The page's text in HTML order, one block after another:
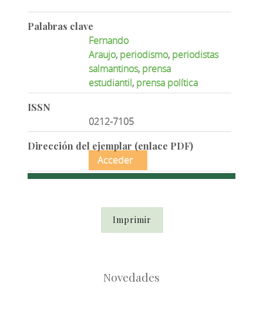
Palabras clave
Fernando
Araujo, periodismo, periodistas
salmantinos, prensa
estudiantil, prensa política
ISSN
0212-7105
Dirección del ejemplar (enlace PDF)
Acceder
Imprimir
Novedades